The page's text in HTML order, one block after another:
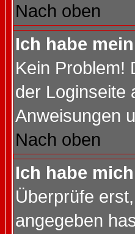
Nach oben
Ich habe
Kein Problem!
der Loginseite
Anweisungen
Nach oben
Ich habe
Überprüfe
angegeben